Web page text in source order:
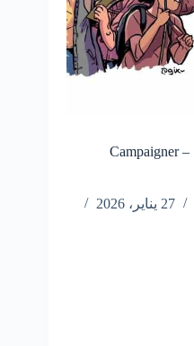
دليل شامل لفهم شخصية الناشط – Campaigner
27 يناير، 2026